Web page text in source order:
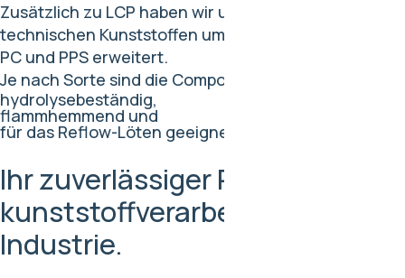
Zusätzlich zu LCP haben wir unser Portfolio an
technischen Kunststoffen um glasfaserverstärktes
PC und PPS erweitert.
Je nach Sorte sind die Compounds:
hydrolysebeständig,
flammhemmend und
für das Reflow-Löten geeignet.
Ihr zuverlässiger Partner in der
kunststoffverarbeitenden
Industrie.